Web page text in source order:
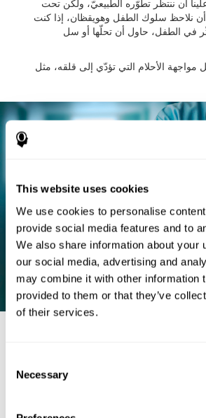
This website uses cookies
We use cookies to personalise
provide social media features and to
We also share information about your
our social media, advertising and
may combine it with other information
provided to them or that they’ve
of their services.
Selection
Necessary
أن ننتظر تطوّره الطبيعيّ، ولكن تحت
أن نلاحظ سلوك الطفل وهويقظان، إذا كنت
في الطفل، حاول أن تحلّها أو سل
مواجهة الأحلام التي تؤدّي إلى قلقه، مثل